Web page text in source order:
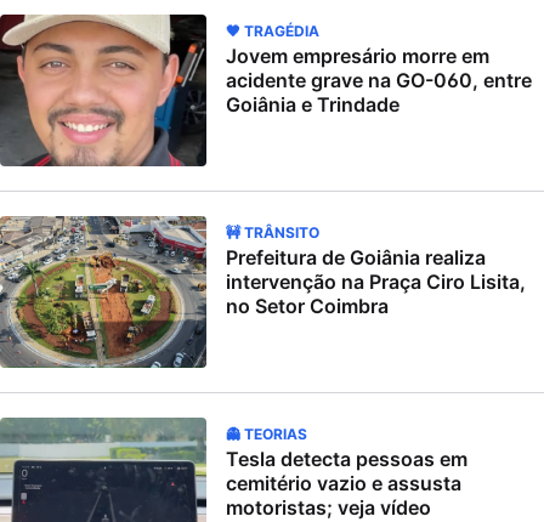
🖤 TRAGÉDIA
Jovem empresário morre em
acidente grave na GO-060, entre
Goiânia e Trindade
🚧 TRÂNSITO
Prefeitura de Goiânia realiza
intervenção na Praça Ciro Lisita,
no Setor Coimbra
👻 TEORIAS
Tesla detecta pessoas em
cemitério vazio e assusta
motoristas; veja vídeo